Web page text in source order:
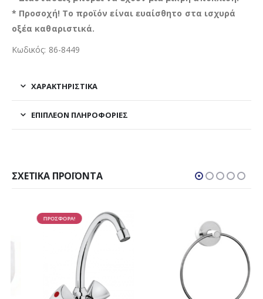
* Προσοχή! Το προϊόν είναι ευαίσθητο στα ισχυρά
οξέα καθαριστικά.
Κωδικός: 86-8449
ΧΑΡΑΚΤΗΡΙΣΤΙΚΑ
ΕΠΙΠΛΈΟΝ ΠΛΗΡΟΦΟΡΊΕΣ
ΣΧΕΤΙΚΆ ΠΡΟΪΌΝΤΑ
ΠΡΟΣΦΟΡΑ!